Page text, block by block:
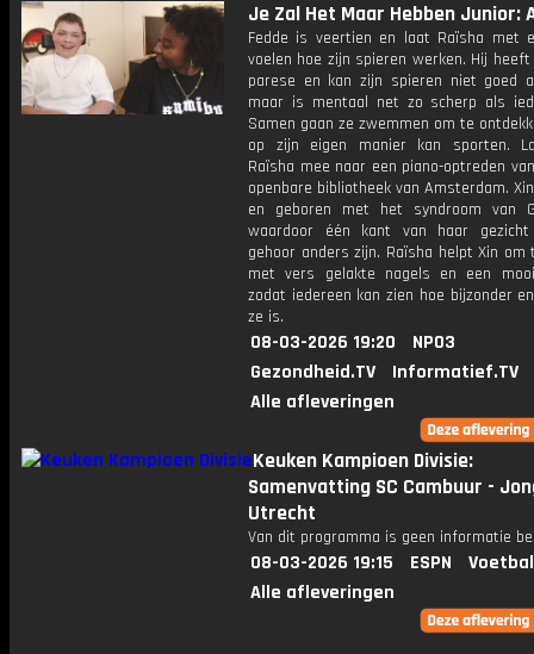
Je Zal Het Maar Hebben Junior:
Fedde is veertien en laat Raïsha met
voelen hoe zijn spieren werken. Hij
parese en kan zijn spieren niet goed
maar is mentaal net zo scherp als
Samen gaan ze zwemmen om te
op zijn eigen manier kan sporten.
Raïsha mee naar een piano-optreden
openbare bibliotheek van Amsterdam.
en geboren met het syndroom van
waardoor één kant van haar
gehoor anders zijn. Raïsha helpt Xin
met vers gelakte nagels en een
zodat iedereen kan zien hoe bijzonder
ze is.
08-03-2026 19:20
NPO3
Gezondheid.TV
Informatief.TV
Alle afleveringen
Keuken Kampioen Divisie:
Samenvatting SC Cambuur -
Utrecht
Van dit programma is geen informatie
08-03-2026 19:15 ESPN
Alle afleveringen